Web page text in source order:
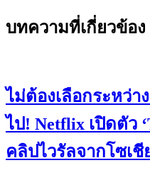
บทความที่เกี่ยวข้อง
ไม่ต้องเลือกระหว่
ไป! Netflix เปิดตัว
คลิปไวรัลจากโซเ